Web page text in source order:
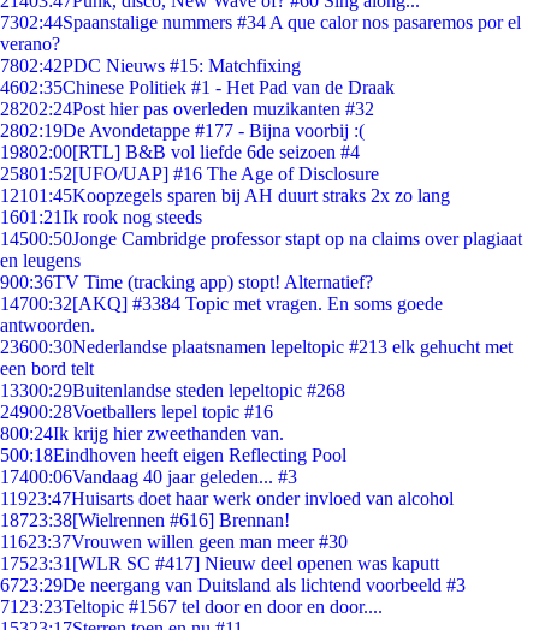
7302:44Spaanstalige nummers #34 A que calor nos pasaremos por el
verano?
7802:42PDC Nieuws #15: Matchfixing
4602:35Chinese Politiek #1 - Het Pad van de Draak
28202:24Post hier pas overleden muzikanten #32
2802:19De Avondetappe #177 - Bijna voorbij :(
19802:00[RTL] B&B vol liefde 6de seizoen #4
25801:52[UFO/UAP] #16 The Age of Disclosure
12101:45Koopzegels sparen bij AH duurt straks 2x zo lang
1601:21Ik rook nog steeds
14500:50Jonge Cambridge professor stapt op na claims over plagiaat
en leugens
900:36TV Time (tracking app) stopt! Alternatief?
14700:32[AKQ] #3384 Topic met vragen. En soms goede
antwoorden.
23600:30Nederlandse plaatsnamen lepeltopic #213 elk gehucht met
een bord telt
13300:29Buitenlandse steden lepeltopic #268
24900:28Voetballers lepel topic #16
800:24Ik krijg hier zweethanden van.
500:18Eindhoven heeft eigen Reflecting Pool
17400:06Vandaag 40 jaar geleden... #3
11923:47Huisarts doet haar werk onder invloed van alcohol
18723:38[Wielrennen #616] Brennan!
11623:37Vrouwen willen geen man meer #30
17523:31 [WLR SC #417] Nieuw deel openen was kaputt
6723:29De neergang van Duitsland als lichtend voorbeeld #3
71 23:23Teltopic #1567 tel door en door en door....